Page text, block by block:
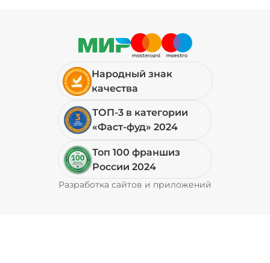
Народный знак
качества
ТОП-3 в категории
«Фаст-фуд» 2024
Топ 100 франшиз
России 2024
Разработка сайтов и приложений
Pyrobyte